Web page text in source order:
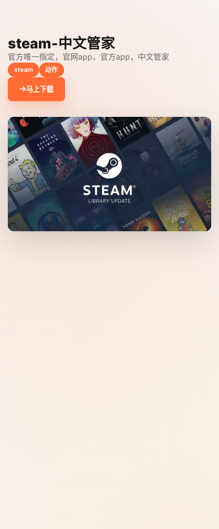
steam-中文管家
官方唯一指定，官网app，官方app，中文管家
steam 动作
马上下载